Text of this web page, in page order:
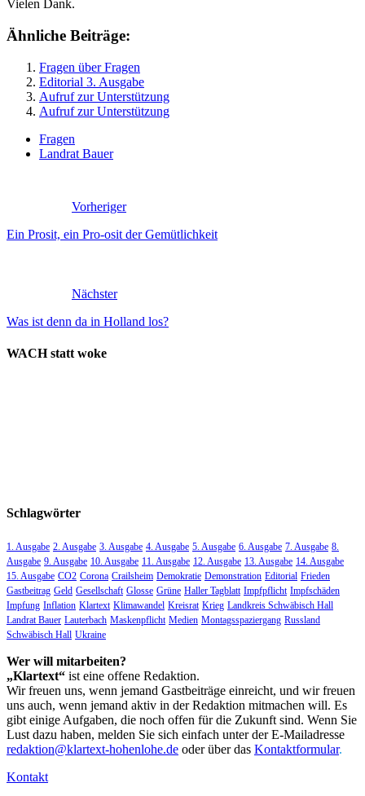
Vielen Dank.
Ähnliche Beiträge:
Fragen über Fragen
Editorial 3. Ausgabe
Aufruf zur Unterstützung
Aufruf zur Unterstützung
Fragen
Landrat Bauer
Vorheriger
Ein Prosit, ein Pro-osit der Gemütlichkeit
Nächster
Was ist denn da in Holland los?
WACH statt woke
Schlagwörter
1. Ausgabe 2. Ausgabe 3. Ausgabe 4. Ausgabe 5. Ausgabe 6. Ausgabe 7. Ausgabe 8.
Ausgabe 9. Ausgabe 10. Ausgabe 11. Ausgabe 12. Ausgabe 13. Ausgabe 14. Ausgabe
15. Ausgabe CO2 Corona Crailsheim Demokratie Demonstration Editorial Frieden
Gastbeitrag Geld Gesellschaft Glosse Grüne Haller Tagblatt Impfpflicht Impfschäden
Impfung Inflation Klartext Klimawandel Kreisrat Krieg Landkreis Schwäbisch Hall
Landrat Bauer Lauterbach Maskenpflicht Medien Montagsspaziergang Russland
Schwäbisch Hall Ukraine
Wer will mitarbeiten?
„Klartext“ ist eine offene Redaktion.
Wir freuen uns, wenn jemand Gastbeiträge einreicht, und wir freuen
uns auch, wenn jemand aktiv in der Redaktion mitmachen will. Es
gibt einige Aufgaben, die noch offen für die Zukunft sind. Wenn Sie
Lust dazu haben, melden Sie sich einfach unter der E-Mailadresse
redaktion@klartext-hohenlohe.de oder über das Kontaktformular.
Kontakt